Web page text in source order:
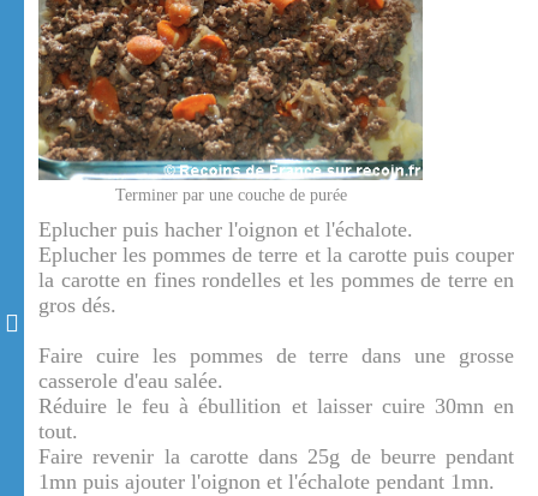
Terminer par une couche de purée
Eplucher puis hacher l'oignon et l'échalote.
Eplucher les pommes de terre et la carotte puis couper
la carotte en fines rondelles et les pommes de terre en
gros dés.
Faire cuire les pommes de terre dans une grosse
casserole d'eau salée.
Réduire le feu à ébullition et laisser cuire 30mn en
tout.
Faire revenir la carotte dans 25g de beurre pendant
1mn puis ajouter l'oignon et l'échalote pendant 1mn.